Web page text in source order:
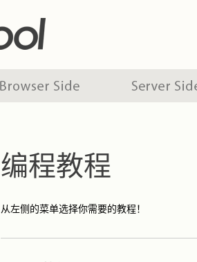
编程教程
从左侧的菜单选择你需要的教程！